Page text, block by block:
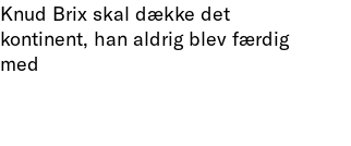
Knud Brix skal dække det
kontinent, han aldrig blev færdig
med